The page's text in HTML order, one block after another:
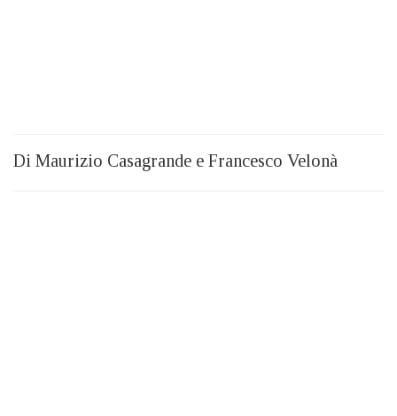
Di Maurizio Casagrande e Francesco Velonà